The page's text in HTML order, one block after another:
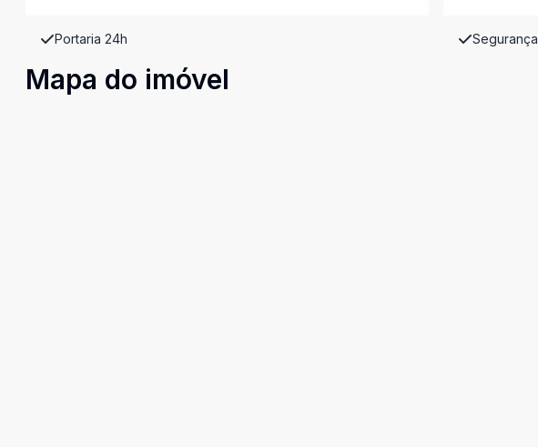
Portaria 24h Segurança
Mapa do imóvel